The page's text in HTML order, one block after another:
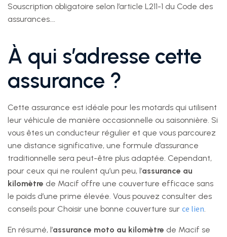
Souscription obligatoire selon l’article L211-1 du Code des
assurances.…
À qui s’adresse cette
assurance ?
Cette assurance est idéale pour les motards qui utilisent
leur véhicule de manière occasionnelle ou saisonnière. Si
vous êtes un conducteur régulier et que vous parcourez
une distance significative, une formule d’assurance
traditionnelle sera peut-être plus adaptée. Cependant,
pour ceux qui ne roulent qu’un peu, l’assurance au
kilomètre de Macif offre une couverture efficace sans
le poids d’une prime élevée. Vous pouvez consulter des
conseils pour Choisir une bonne couverture sur ce lien.
En résumé, l’assurance moto au kilomètre de Macif se